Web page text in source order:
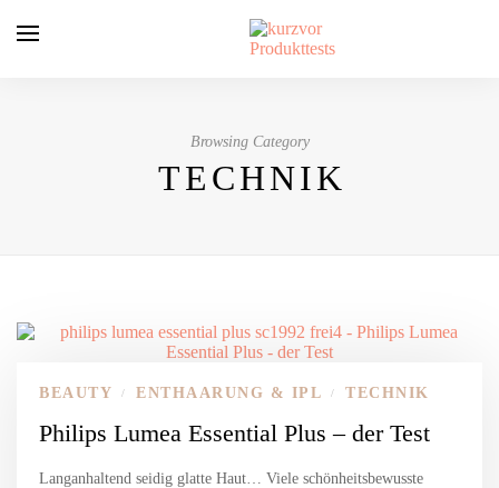
Browsing Category
TECHNIK
BEAUTY / ENTHAARUNG & IPL / TECHNIK
Philips Lumea Essential Plus – der Test
Langanhaltend seidig glatte Haut… Viele schönheitsbewusste